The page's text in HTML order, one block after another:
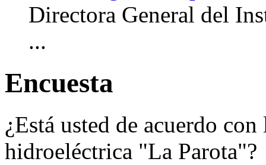
Directora General del
...
Encuesta
¿Está usted de acuerdo
hidroeléctrica "La Parota"?